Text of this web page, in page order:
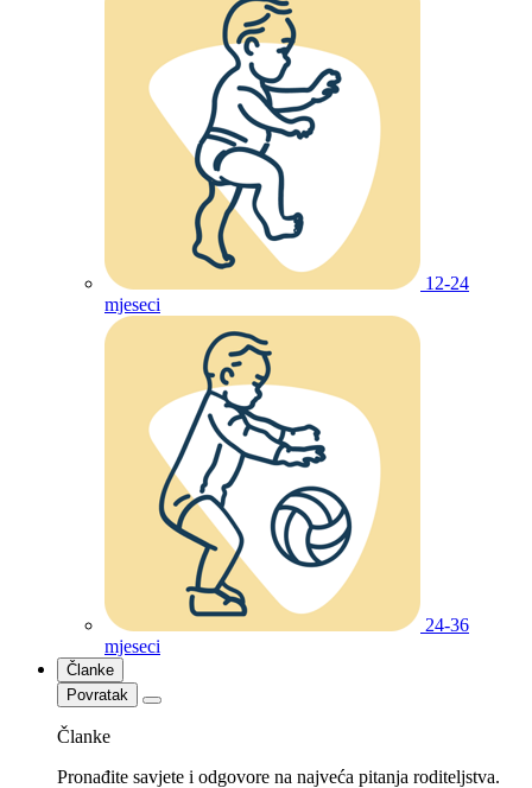
12-24
mjeseci
24-36
mjeseci
Članke
Povratak
Članke
Pronađite savjete i odgovore na najveća pitanja roditeljstva.